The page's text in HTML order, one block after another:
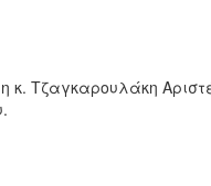
κ. Τζαγκαρουλάκη